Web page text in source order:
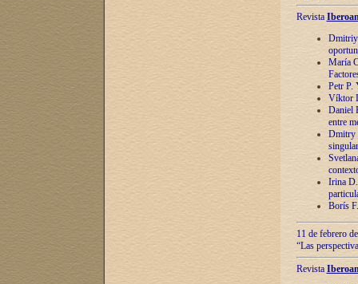
Revista
Dmitriy
María
Petr P.
Víktor
Daniel
entre
Dmitry
Irina
Borís
11 de febrero
“Las
Revista